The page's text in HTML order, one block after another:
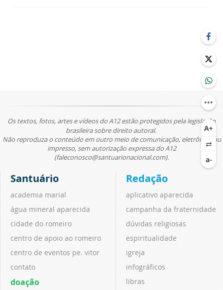
Os textos, fotos, artes e vídeos do A12 estão protegidos pela legislação
brasileira sobre direito autoral.
Não reproduza o conteúdo em outro meio de comunicação, eletrônico ou
impresso, sem autorização expressa do A12
(faleconosco@santuarionacional.com).
Santuário
academia marial
água mineral aparecida
cidade do romeiro
centro de apoio ao romeiro
centro de eventos pe. vitor
contato
doação
Redação
aplicativo aparecida
campanha da fraternidade
dúvidas religiosas
espiritualidade
igreja
infográficos
libras